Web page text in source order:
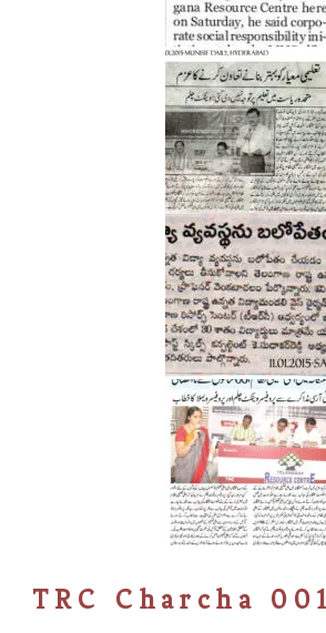
TRC Charcha